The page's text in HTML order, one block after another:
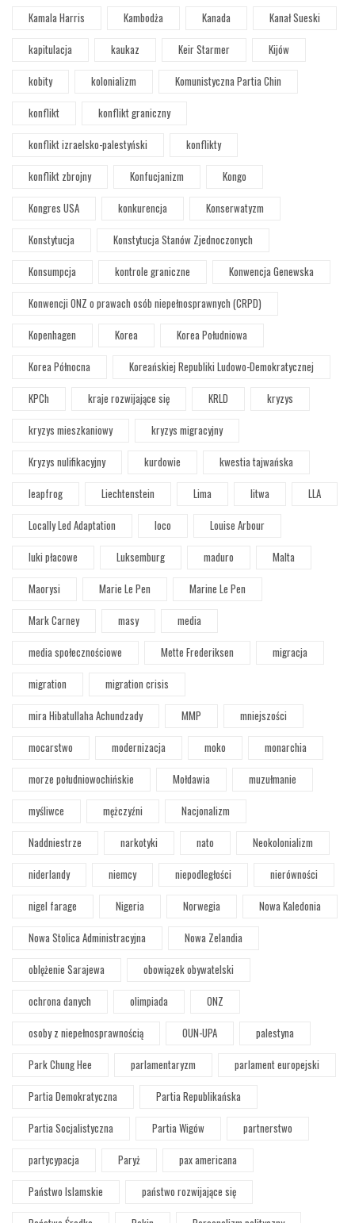
Kamala Harris
Kambodża Kanada
Kanał Sueski
kapitulacja
kaukaz Keir Starmer
Kijów
kobity
kolonializm
Komunistyczna Partia Chin
konflikt
konflikt graniczny
konflikt izraelsko-palestyński
konflikty
konflikt zbrojny
Konfucjanizm
Kongo
Kongres USA
konkurencja
Konserwatyzm
Konstytucja
Konstytucja Stanów Zjednoczonych
Konsumpcja
kontrole graniczne
Konwencja Genewska
Konwencji ONZ o prawach osób niepełnosprawnych (CRPD)
Kopenhagen
Korea
Korea Południowa
Korea Północna
Koreańskiej Republiki Ludowo-Demokratycznej
KPCh
kraje rozwijające się KRLD
kryzys
kryzys mieszkaniowy
kryzys migracyjny
Kryzys nulifikacyjny
kurdowie
kwestia tajwańska
leapfrog
Liechtenstein Lima litwa
LLA
Locally Led Adaptation
loco
Louise Arbour
luki płacowe
Luksemburg maduro
Malta
Maorysi
Marie Le Pen
Marine Le Pen
Mark Carney
masy
media
media społecznościowe
Mette Frederiksen
migracja
migration
migration crisis
mira Hibatullaha Achundzady
MMP
mniejszości
mocarstwo
modernizacja moko
monarchia
morze południowochińskie
Mołdawia
muzułmanie
myśliwce
mężczyźni
Nacjonalizm
Naddniestrze
narkotyki nato
Neokolonializm
niderlandy
niemcy niepodległości
nierówności
nigel farage
Nigeria Norwegia
Nowa Kaledonia
Nowa Stolica Administracyjna
Nowa Zelandia
oblężenie Sarajewa
obowiązek obywatelski
ochrona danych
olimpiada
ONZ
osoby z niepełnosprawnością
OUN-UPA
palestyna
Park Chung Hee
parlamentaryzm
parlament europejski
Partia Demokratyczna
Partia Republikańska
Partia Socjalistyczna
Partia Wigów
partnerstwo
partycypacja
Paryż
pax americana
Państwo Islamskie
państwo rozwijające się